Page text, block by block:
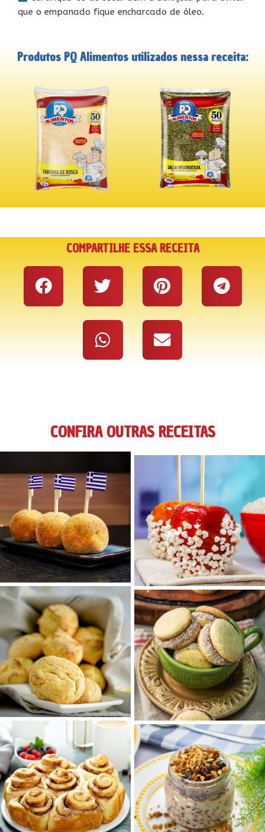
que o empanado fique encharcado de óleo.
Produtos PQ Alimentos utilizados nessa receita:
COMPARTILHE ESSA RECEITA
CONFIRA OUTRAS RECEITAS